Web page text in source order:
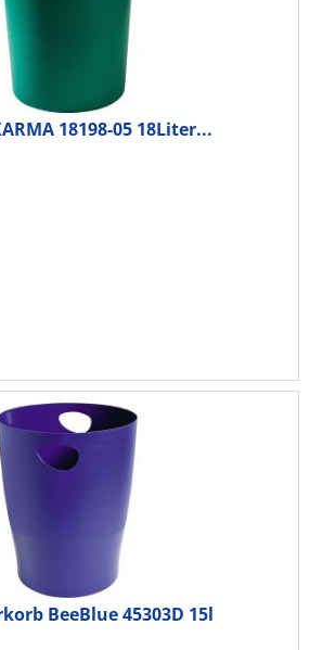
18198-05 18Liter...
BeeBlue 45303D 15l